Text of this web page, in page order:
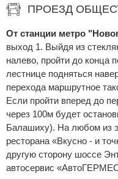
ПРОЕЗД
От станции метро
выход 1. Выйдя из
налево, пройти до конца
лестнице подняться
перехода маршрутное
Если пройти вперед до
через 100м будет
Балашиху). На любом из
ресторана «Вкусно - и
другую сторону шоссе
автосервис